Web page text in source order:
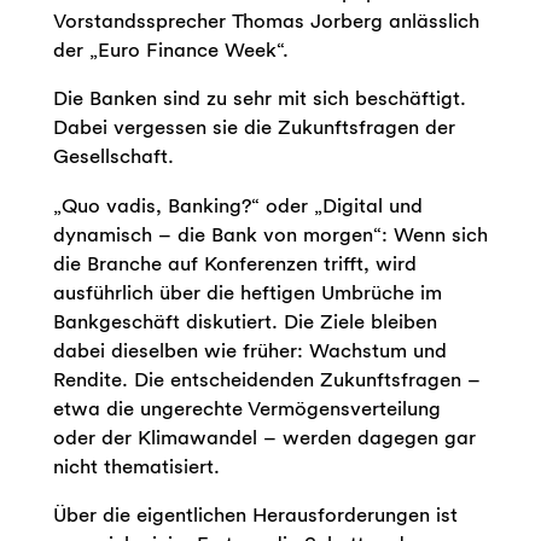
Vorstandssprecher Thomas Jorberg anlässlich
der „Euro Finance Week“.
Die Banken sind zu sehr mit sich beschäftigt.
Dabei vergessen sie die Zukunftsfragen der
Gesellschaft.
„Quo vadis, Banking?“ oder „Digital und
dynamisch – die Bank von morgen“: Wenn sich
die Branche auf Konferenzen trifft, wird
ausführlich über die heftigen Umbrüche im
Bankgeschäft diskutiert. Die Ziele bleiben
dabei dieselben wie früher: Wachstum und
Rendite. Die entscheidenden Zukunftsfragen –
etwa die ungerechte Vermögensverteilung
oder der Klimawandel – werden dagegen gar
nicht thematisiert.
Über die eigentlichen Herausforderungen ist